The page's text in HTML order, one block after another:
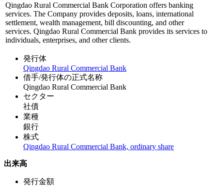
Qingdao Rural Commercial Bank Corporation offers banking
services. The Company provides deposits, loans, international
settlement, wealth management, bill discounting, and other
services. Qingdao Rural Commercial Bank provides its services to
individuals, enterprises, and other clients.
発行体
Qingdao Rural Commercial Bank
借手/発行体の正式名称
Qingdao Rural Commercial Bank
セクター
社債
業種
銀行
株式
Qingdao Rural Commercial Bank, ordinary share
出来高
発行金額